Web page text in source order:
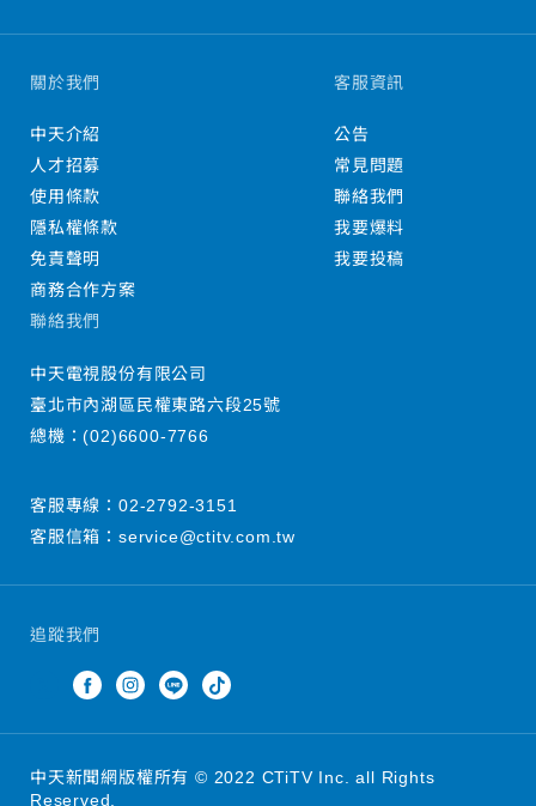
追蹤我們
關於我們
中天介紹
人才招募
使用條款
隱私權條款
免責聲明
商務合作方案
客服資訊
公告
常見問題
聯絡我們
我要爆料
我要投稿
聯絡我們
中天電視股份有限公司
臺北市內湖區民權東路六段25號
總機：(02)6600-7766
客服專線： 02-2792-3151
客服信箱： service@ctitv.com.tw
中天新聞網版權所有 © 2022 CTiTV Inc. all Rights
Reserved.